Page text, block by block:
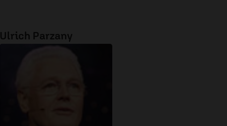
Ulrich Parzany